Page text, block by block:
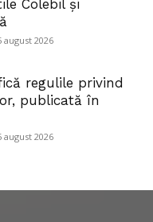
Colebil și
august 2026
regulile privind
publicată în
august 2026